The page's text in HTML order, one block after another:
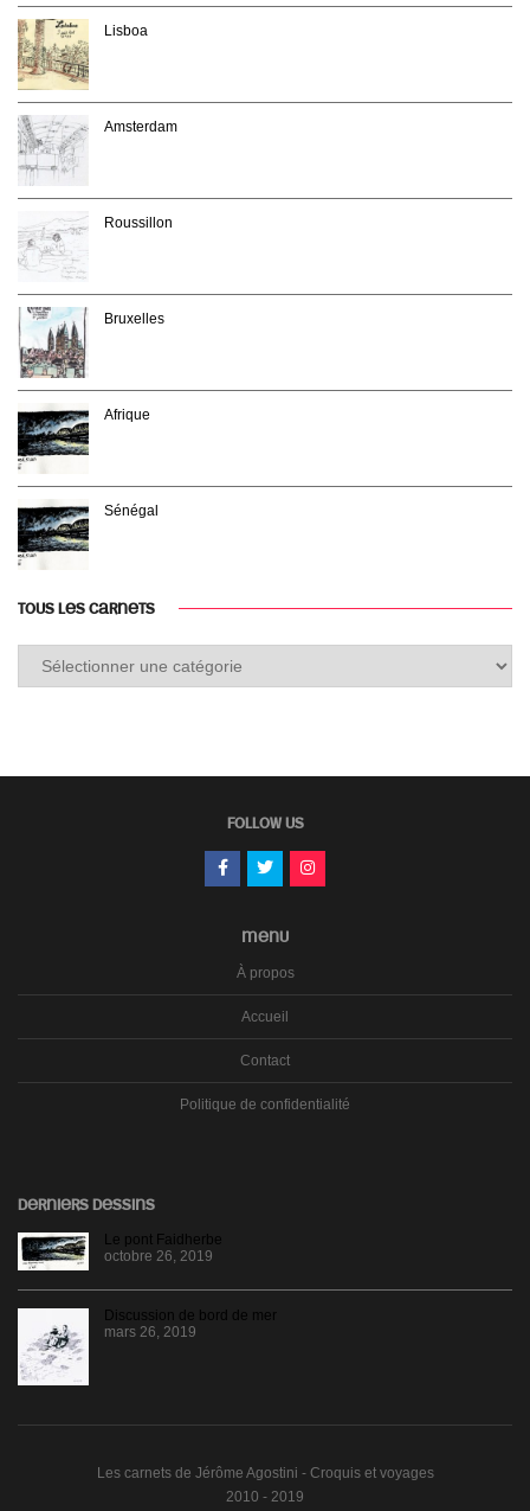
Lisboa
Amsterdam
Roussillon
Bruxelles
Afrique
Sénégal
TOUS LES CARNETS
FOLLOW US
MENU
À propos
Accueil
Contact
Politique de confidentialité
DERNIERS DESSINS
Le pont Faidherbe
octobre 26, 2019
Discussion de bord de mer
mars 26, 2019
Les carnets de Jérôme Agostini - Croquis et voyages
2010 - 2019